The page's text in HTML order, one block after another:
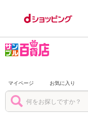
マイページ お気に入り